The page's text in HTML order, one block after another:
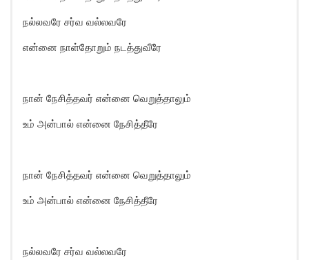
நல்லவரே சர்வ வல்லவரே
என்னை நாள்தோறும் நடத்துவீரே
நான் நேசித்தவர் என்னை வெறுத்தாலும்
உம் அன்பால் என்னை நேசித்தீரே
நான் நேசித்தவர் என்னை வெறுத்தாலும்
உம் அன்பால் என்னை நேசித்தீரே
நல்லவரே சர்வ வல்லவரே